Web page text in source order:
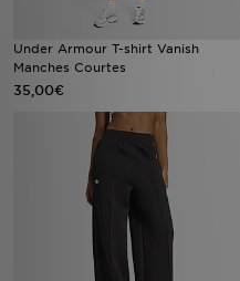
Under Armour T-shirt Vanish
Manches Courtes
35,00€